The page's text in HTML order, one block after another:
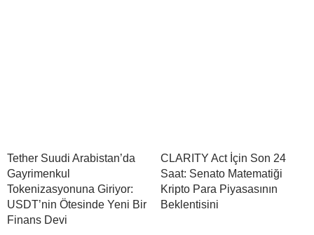
Tether Suudi Arabistan’da
Gayrimenkul
Tokenizasyonuna Giriyor:
USDT’nin Ötesinde Yeni Bir
Finans Devi
CLARITY Act İçin Son 24
Saat: Senato Matematiği
Kripto Para Piyasasının
Beklentisini